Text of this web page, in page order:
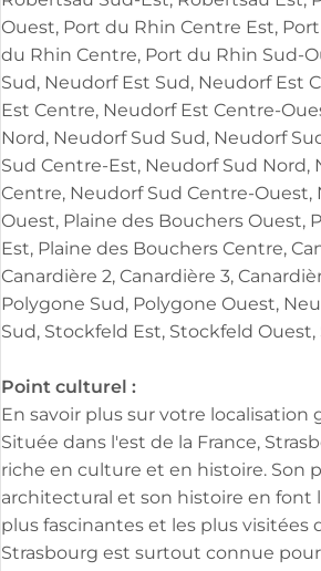
Ouest, Port du Rhin Centre Est,
du Rhin Centre, Port du Rhin Sud-
Sud, Neudorf Est Sud, Neudorf Est
Est Centre, Neudorf Est Centre-
Nord, Neudorf Sud Sud, Neudorf
Sud Centre-Est, Neudorf Sud Nord,
Centre, Neudorf Sud Centre-Ouest,
Ouest, Plaine des Bouchers Ouest,
Est, Plaine des Bouchers Centre,
Canardière 2, Canardière 3,
Polygone Sud, Polygone Ouest,
Sud, Stockfeld Est, Stockfeld
Point culturel :
En savoir plus sur votre localisation
Située dans l'est de la France,
riche en culture et en histoire. Son
architectural et son histoire en font
plus fascinantes et les plus visitées
Strasbourg est surtout connue